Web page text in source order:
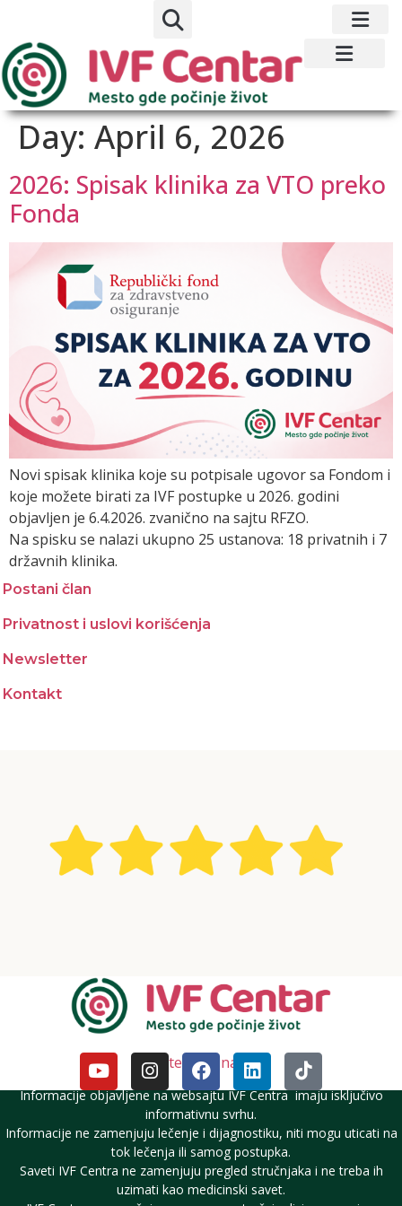
Day: April 6, 2026
2026: Spisak klinika za VTO preko
Fonda
Novi spisak klinika koje su potpisale ugovor sa Fondom i
koje možete birati za IVF postupke u 2026. godini
objavljen je 6.4.2026. zvanično na sajtu RFZO.
Na spisku se nalazi ukupno 25 ustanova: 18 privatnih i 7
državnih klinika.
Postani član
Privatnost i uslovi korišćenja
Newsletter
Kontakt
Pratite nas i na DM
Informacije objavljene na websajtu IVF Centra imaju isključivo
informativnu svrhu.
Informacije ne zamenjuju lečenje i dijagnostiku, niti mogu uticati na
tok lečenja ili samog postupka.
Saveti IVF Centra ne zamenjuju pregled stručnjaka i ne treba ih
uzimati kao medicinski savet.